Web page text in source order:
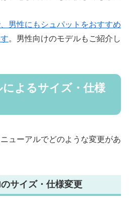
男性にもシュパットをおすすめ
。男性向けのモデルもご紹介し
よるサイズ・仕様
ューアルでどのような変更があ
サイズ・仕様変更